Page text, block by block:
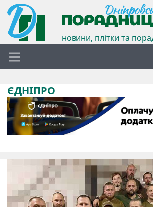
новини, плітки та
ЄДНІПРО